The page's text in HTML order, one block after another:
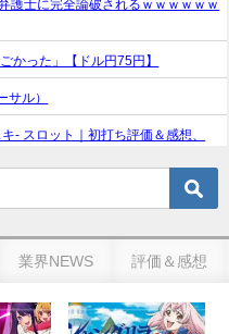
護士に完全論破されるｗｗｗｗｗｗ
かった」【ドル円75円】
サル）
- スロット｜初打ち評価＆感想、
作愛溢れる演出に感動 etc…
業界NEWS 評価＆感想